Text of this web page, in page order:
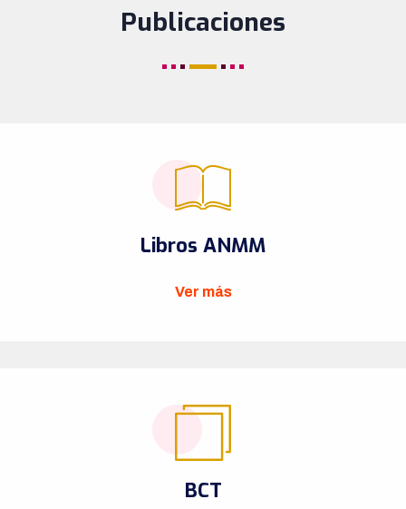
Publicaciones
Libros ANMM
Ver más
BCT